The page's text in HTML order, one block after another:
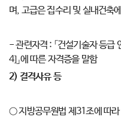
며, 고급은 집수리 및 실내건축
- 관련자격 : 「건설기술자 등급
4]」에 따른 자격증을 말함
2) 결격사유 등
○ 지방공무원법 제31조에 따